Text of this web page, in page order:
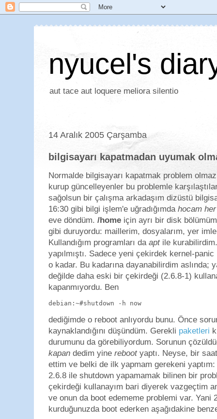
nyucel's
aut tace aut loquere meliora silentio
14 Aralık 2005 Çarşamba
bilgisayarı kapatmadan uyumak
Normalde bilgisayarı kapatmak problem
kurup güncelleyenler bu problemle
sağolsun bir çalışma arkadaşım dizüstü
16:30 gibi bilgi işlem'e uğradığımda hocam
eve döndüm. /home için ayrı bir disk
gibi duruyordu: maillerim, dosyalarım, yer
Kullandığım programları da aptile
yapılmıştı. Sadece yeni çekirdek kernel-
o kadar. Bu kadarına dayanabilirdim aslında;
değilde daha eski bir çekirdeği (2.6.8-1)
kapanmıyordu. Ben
debian:~#shutdown -h now
dediğimde o reboot anlıyordu bunu. Önce
kaynaklandığını düşündüm. Gerekli paketleri
durumunu da görebiliyordum. Sorunun
kapan dedim yine rebootyaptı. Neyse, bir
ettim ve belki de ilk yapmam gerekeni
2.6.8 ile shutdown yapamamak bilinen bir
çekirdeği kullanayım bari diyerek vazgeçtim
ve onun da boot edememe problemi var. Yani
kurduğunuzda boot ederken aşağıdakine